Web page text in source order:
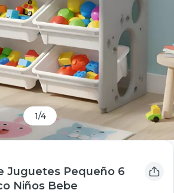
1/4
Juguetes Pequeño 6
Niños Bebe